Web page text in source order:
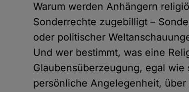
Warum werden Anhängern
Sonderrechte zugebilligt –
oder politischer
Und wer bestimmt, was eine
Glaubensüberzeugung, egal
persönliche Angelegenheit,